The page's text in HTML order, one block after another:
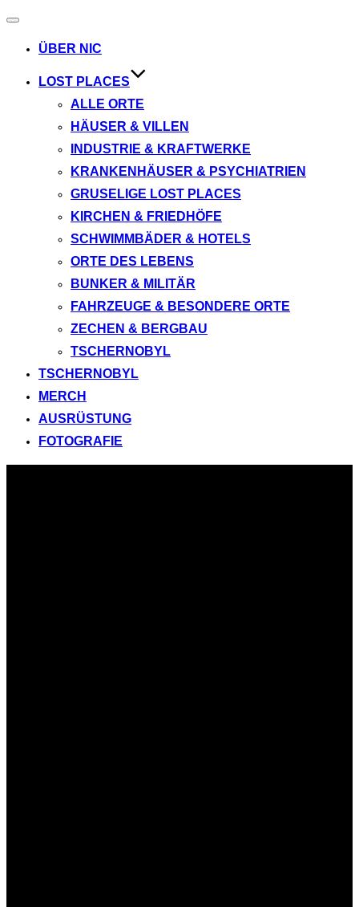
Navigation
ÜBER NIC
LOST PLACES
ALLE ORTE
HÄUSER & VILLEN
INDUSTRIE & KRAFTWERKE
KRANKENHÄUSER & PSYCHIATRIEN
GRUSELIGE LOST PLACES
KIRCHEN & FRIEDHÖFE
SCHWIMMBÄDER & HOTELS
ORTE DES LEBENS
BUNKER & MILITÄR
FAHRZEUGE & BESONDERE ORTE
ZECHEN & BERGBAU
TSCHERNOBYL
TSCHERNOBYL
MERCH
AUSRÜSTUNG
FOTOGRAFIE